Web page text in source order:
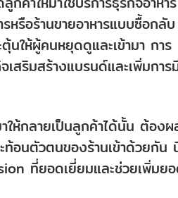
รหรือร้านขายอาหารแบบซื้อกลับ
ให้ผู้คนหยุดดูและเข้ามา การ
สริมสร้างแบรนด์และเพิ่มการ
ให้กลายเป็นลูกค้าได้นั้น ต้อง
ท้อนตัวตนของร้านเข้าด้วยกัน
ที่ยอดเยี่ยมและช่วยเพิ่มย